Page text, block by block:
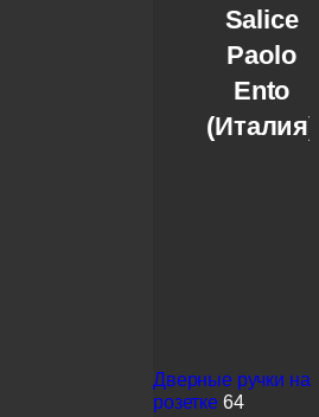
Salice
Paolo
Ento
(Италия)
Дверные ручки на
розетке 64